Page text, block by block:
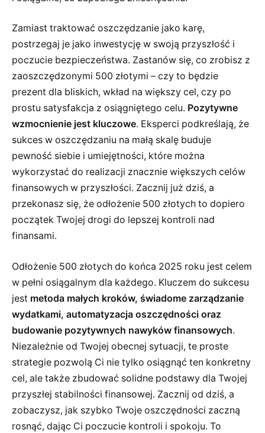
Zamiast traktować oszczędzanie jako karę,
postrzegaj je jako inwestycję w swoją przyszłość i
poczucie bezpieczeństwa. Zastanów się, co zrobisz z
zaoszczędzonymi 500 złotymi – czy to będzie
prezent dla bliskich, wkład na większy cel, czy po
prostu satysfakcja z osiągniętego celu. Pozytywne
wzmocnienie jest kluczowe. Eksperci podkreślają, że
sukces w oszczędzaniu na małą skalę buduje
pewność siebie i umiejętności, które można
wykorzystać do realizacji znacznie większych celów
finansowych w przyszłości. Zacznij już dziś, a
przekonasz się, że odłożenie 500 złotych to dopiero
początek Twojej drogi do lepszej kontroli nad
finansami.
Odłożenie 500 złotych do końca 2025 roku jest celem
w pełni osiągalnym dla każdego. Kluczem do sukcesu
jest metoda małych kroków, świadome zarządzanie
wydatkami, automatyzacja oszczędności oraz
budowanie pozytywnych nawyków finansowych.
Niezależnie od Twojej obecnej sytuacji, te proste
strategie pozwolą Ci nie tylko osiągnąć ten konkretny
cel, ale także zbudować solidne podstawy dla Twojej
przyszłej stabilności finansowej. Zacznij od dziś, a
zobaczysz, jak szybko Twoje oszczędności zaczną
rosnąć, dając Ci poczucie kontroli i spokoju. To